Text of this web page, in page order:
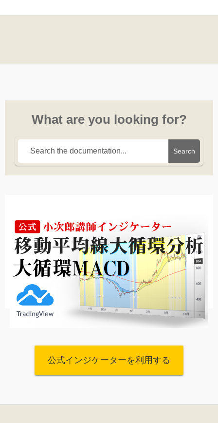
What are you looking for?
Search
公式インジケーターを利用する